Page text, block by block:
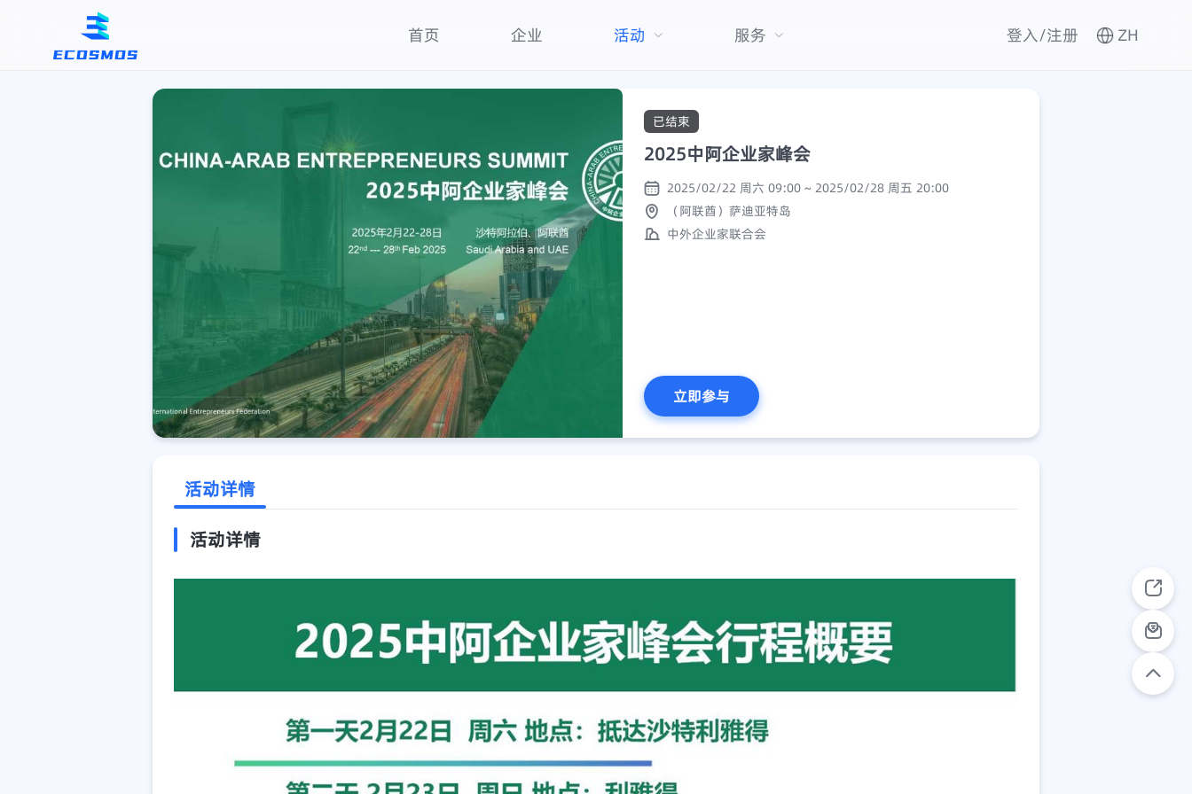
首页 企业 活动 服务 登入/注册 ZH
已结束
2025中阿企业家峰会
2025/02/22 周六 09:00 ~ 2025/02/28 周五 20:00
（阿联酋）萨迪亚特岛
中外企业家联合会
立即参与
活动详情
活动详情